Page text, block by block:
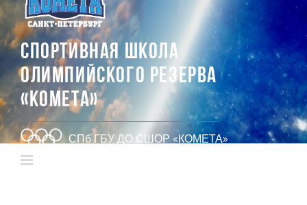
СПОРТИВНАЯ ШКОЛА
ОЛИМПИЙСКОГО РЕЗЕРВА
«КОМЕТА»
СПб ГБУ ДО СШОР «КОМЕТА»